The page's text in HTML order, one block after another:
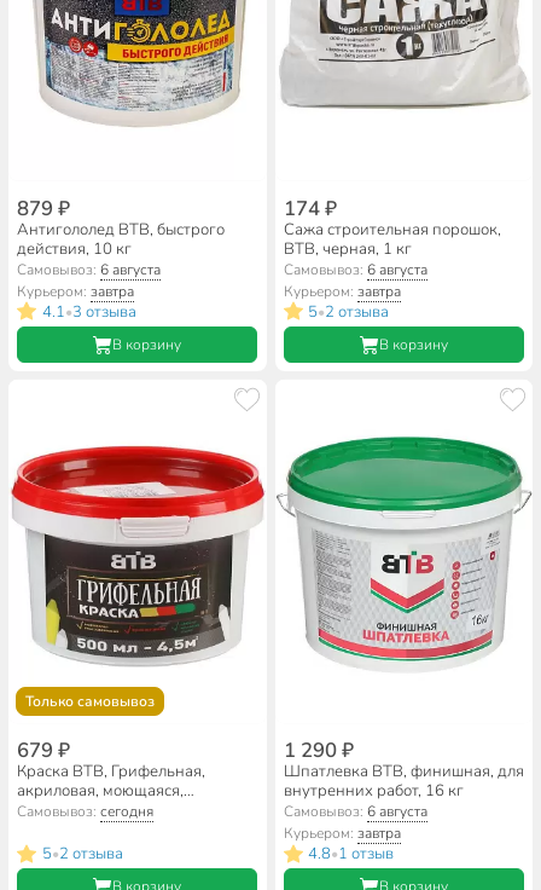
879 ₽
Антигололед ВТВ, быстрого
действия, 10 кг
Самовывоз:6 августа
Курьером:завтра
4.1•3 отзыва
В корзину
174 ₽
Сажа строительная порошок,
ВТВ, черная, 1 кг
Самовывоз: 6 августа
Курьером: завтра
5•2 отзыва
В корзину
Только самовывоз
679 ₽
Краска ВТВ, Грифельная,
акриловая, моющаяся,
глубокоматовая, зеленая, 0.5 л
Самовывоз:сегодня
5•2 отзыва
1 290 ₽
Шпатлевка ВТВ, финишная, для
внутренних работ, 16 кг
Самовывоз: 6 августа
Курьером: завтра
4.8•1 отзыв